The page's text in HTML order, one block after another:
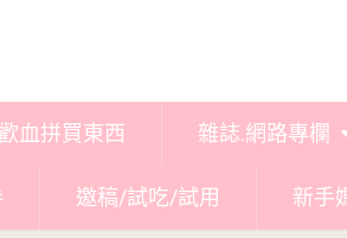
血拼買東西 雜誌.網路專欄
邀稿/試吃/試用 新手